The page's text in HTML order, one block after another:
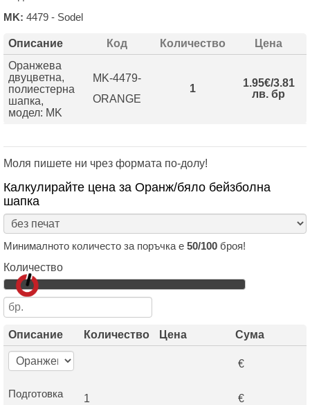
MK: 4479 - Sodel
Описание Код Количество
Цена
Оранжева
двуцветнa,
полиестерна
шапка,
модел: MK
MK-4479-
ORANGE
1
1.95€/3.81
лв. бр
Моля пишете ни чрез формата по-долу!
Калкулирайте цена за Оранж/бяло бейзболна
шапка
Минималното количесто за поръчка е 50/100 броя!
Количество
Описание Количество Цена Сума
€
Подготовка 1 €